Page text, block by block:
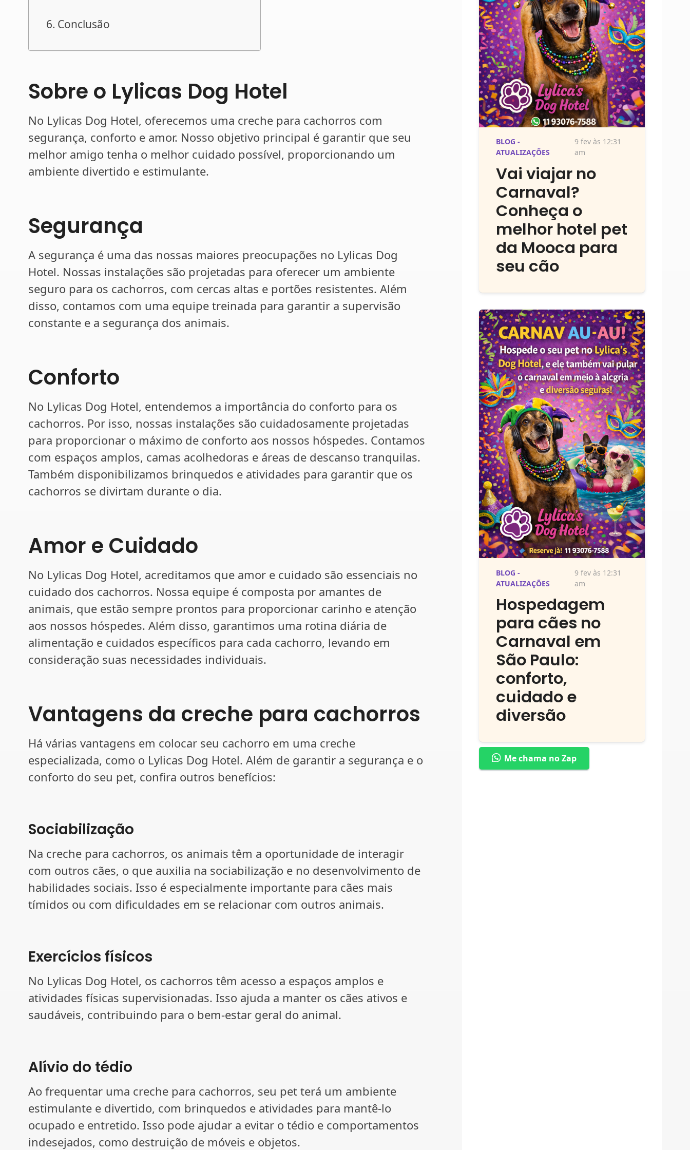
Conclusão
Sobre o Lylicas Dog Hotel
No Lylicas Dog Hotel, oferecemos uma creche para cachorros com
segurança, conforto e amor. Nosso objetivo principal é garantir que seu
melhor amigo tenha o melhor cuidado possível, proporcionando um
ambiente divertido e estimulante.
Segurança
A segurança é uma das nossas maiores preocupações no Lylicas Dog
Hotel. Nossas instalações são projetadas para oferecer um ambiente
seguro para os cachorros, com cercas altas e portões resistentes. Além
disso, contamos com uma equipe treinada para garantir a supervisão
constante e a segurança dos animais.
Conforto
No Lylicas Dog Hotel, entendemos a importância do conforto para os
cachorros. Por isso, nossas instalações são cuidadosamente projetadas
para proporcionar o máximo de conforto aos nossos hóspedes. Contamos
com espaços amplos, camas acolhedoras e áreas de descanso tranquilas.
Também disponibilizamos brinquedos e atividades para garantir que os
cachorros se divirtam durante o dia.
Amor e Cuidado
No Lylicas Dog Hotel, acreditamos que amor e cuidado são essenciais no
cuidado dos cachorros. Nossa equipe é composta por amantes de
animais, que estão sempre prontos para proporcionar carinho e atenção
aos nossos hóspedes. Além disso, garantimos uma rotina diária de
alimentação e cuidados específicos para cada cachorro, levando em
consideração suas necessidades individuais.
Vantagens da creche para cachorros
Há várias vantagens em colocar seu cachorro em uma creche
especializada, como o Lylicas Dog Hotel. Além de garantir a segurança e o
conforto do seu pet, confira outros benefícios:
Sociabilização
Na creche para cachorros, os animais têm a oportunidade de interagir
com outros cães, o que auxilia na sociabilização e no desenvolvimento de
habilidades sociais. Isso é especialmente importante para cães mais
tímidos ou com dificuldades em se relacionar com outros animais.
Exercícios físicos
No Lylicas Dog Hotel, os cachorros têm acesso a espaços amplos e
atividades físicas supervisionadas. Isso ajuda a manter os cães ativos e
saudáveis, contribuindo para o bem-estar geral do animal.
Alívio do tédio
Ao frequentar uma creche para cachorros, seu pet terá um ambiente
estimulante e divertido, com brinquedos e atividades para mantê-lo
ocupado e entretido. Isso pode ajudar a evitar o tédio e comportamentos
indesejados, como destruição de móveis e objetos.
BLOG -
ATUALIZAÇÕES
9 fev às 12:31
am
Vai viajar no
Carnaval?
Conheça o
melhor hotel pet
da Mooca para
seu cão
BLOG -
ATUALIZAÇÕES
9 fev às 12:31
am
Hospedagem
para cães no
Carnaval em
São Paulo:
conforto,
cuidado e
diversão
Me chama no Zap